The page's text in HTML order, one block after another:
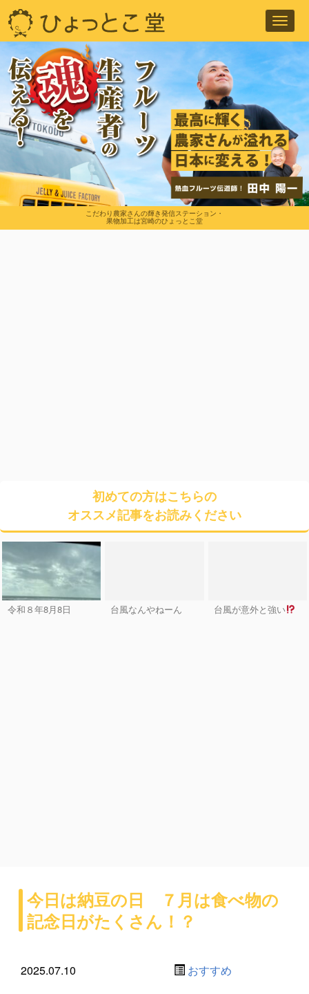
こだわり農家さんの輝き発信ステーション・
果物加工は宮崎のひょっとこ堂
初めての方はこちらの
オススメ記事をお読みください
令和８年8月8日 台風なんやねーん 台風が意外と強い
今日は納豆の日 ７月は食べ物の
記念日がたくさん！？
2025.07.10 おすすめ